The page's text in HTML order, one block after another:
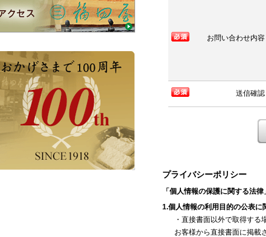
お問い合わせ内容
送信確認
プライバシーポリシー
「個人情報の保護に関する法
1.個人情報の利用目的の公表に
・直接書面以外で取得する
お客様から直接書面に掲載